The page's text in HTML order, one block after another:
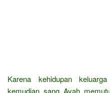
Karena kehidupan
kemudian sang Ayah